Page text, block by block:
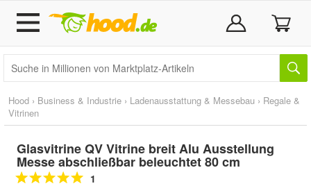
Hood › Business & Industrie › Ladenausstattung & Messebau › Regale &
Vitrinen
Glasvitrine QV Vitrine breit Alu Ausstellung
Messe abschließbar beleuchtet 80 cm
1